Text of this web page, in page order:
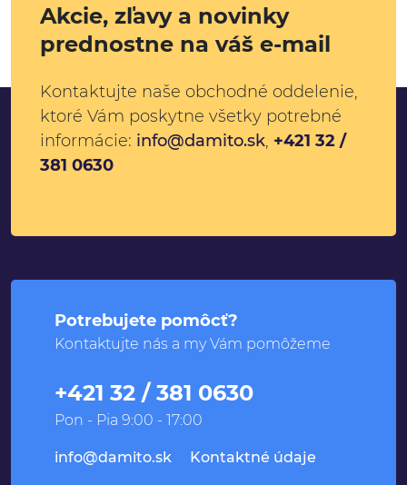
Akcie, zľavy a novinky
prednostne na váš e-mail
Kontaktujte naše obchodné oddelenie,
ktoré Vám poskytne všetky potrebné
informácie: info@damito.sk, +421 32 /
381 0630
Potrebujete pomôcť?
Kontaktujte nás a my Vám pomôžeme
+421 32 / 381 0630
Pon - Pia 9:00 - 17:00
info@damito.sk Kontaktné údaje